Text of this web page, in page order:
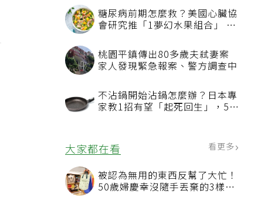
糖尿病前期怎麼救？美國心臟協
會研究推「1夢幻水果組合」 酪
桃園平鎮傳出80多歲夫弒妻案
家人發現緊急報案、警方調查中
不沾鍋開始沾鍋怎麼辦？日本專
家教1招有望「起死回生」，5情
大家都在看
被認為無用的東西反幫了大忙！
50歲婦慶幸沒隨手丟棄的3樣物